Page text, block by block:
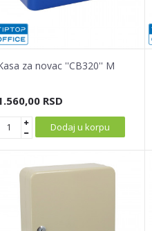
za novac ''CB320'' M
RSD
Dodaj u korpu